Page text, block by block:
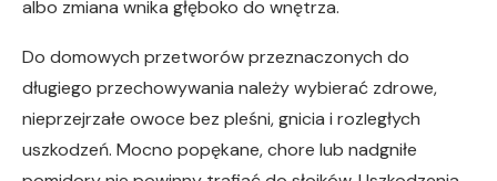
albo zmiana wnika głęboko do wnętrza.
Do domowych przetworów przeznaczonych do
długiego przechowywania należy wybierać zdrowe,
nieprzejrzałe owoce bez pleśni, gnicia i rozległych
uszkodzeń. Mocno popękane, chore lub nadgniłe